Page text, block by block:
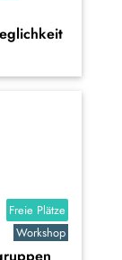
Freie Plätze
Workshop